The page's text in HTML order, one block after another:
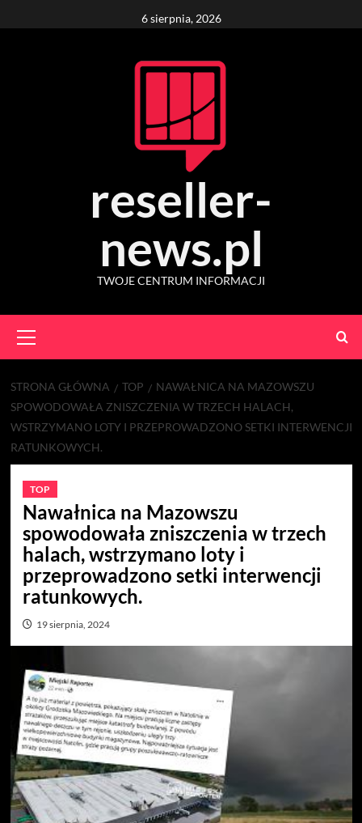
to
6 sierpnia, 2026
reseller-
news.pl
TWOJE CENTRUM INFORMACJI
Menu
STRONA GŁÓWNA TOP
NAWAŁNICA NA MAZOWSZU
SPOWODOWAŁA ZNISZCZENIA W TRZECH HALACH,
WSTRZYMANO LOTY I PRZEPROWADZONO SETKI INTERWENCJI
RATUNKOWYCH.
TOP
Nawałnica na Mazowszu
spowodowała zniszczenia w trzech
halach, wstrzymano loty i
przeprowadzono setki interwencji
ratunkowych.
19 sierpnia, 2024